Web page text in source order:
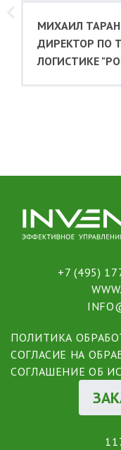
МИХАИЛ ТАРАН
ДИРЕКТОР ПО
ЛОГИСТИКЕ
+7 (495)
ПОЛИТИКА
СОГЛАСИЕ НА
СОГЛАШЕНИЕ ОБ